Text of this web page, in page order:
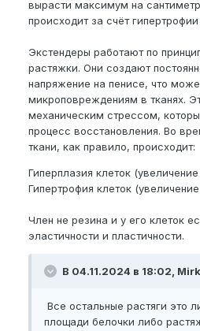
вырасти максимум на
происходит за счёт
Экстендеры работают по
растяжки. Они создают
напряжение на пенисе, что
микроповреждениям в тканях.
механическим стрессом,
процесс восстановления. Во
ткани, как правило, происходит:
Гиперплазия клеток
Гипертрофия клеток
Член не резина и у его клеток
эластичности и пластичности.
В 04.11.2024 в 18:02,
Все остальные растяги это
площади белочки либо